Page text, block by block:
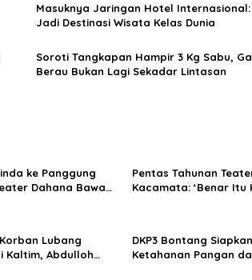
Masuknya Jaringan Hotel Internasional:
Jadi Destinasi Wisata Kelas Dunia
Soroti Tangkapan Hampir 3 Kg Sabu,
Berau Bukan Lagi Sekadar Lintasan
ke Panggung
Dahana Bawa
Pentas Tahunan
Kacamata: ‘Benar Itu
Lubang
Kaltim, Abdulloh
DKP3 Bontang
Ketahanan Pangan